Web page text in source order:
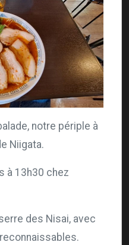
notre périple à
Niigata.
à 13h30 chez
des Nisai, avec